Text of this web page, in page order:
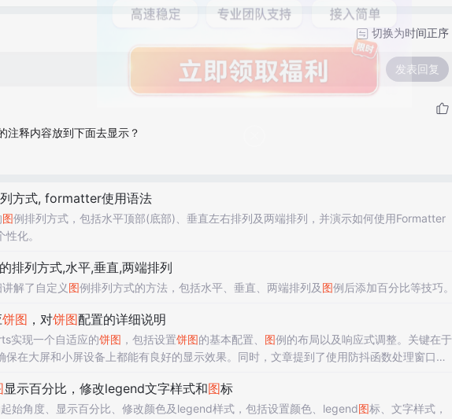
切换为时间正序
发表回复
注释内容放到下面去显示？
方式, formatter使用语法
图例排列方式，包括水平顶部(底部)、垂直左右排列及两端排列，并演示如何使用Formatter
化。
排列方式,水平,垂直,两端排列
讲解了自定义图例排列方式的方法，包括水平、垂直、两端排列及 图例后添加百分比等技巧。
饼图 ，对饼图配置的详细说明
实现一个自适应的饼图 ，包括设置饼图的基本配置、 图例的布局以及响应式调整。关键在于
保在大屏和小屏设备上都能有良好的显示效果。同时，文章提到了使用防抖函数处理窗口缩
显示百分比，修改legend文字样式和图标
始角度、显示百分比、修改颜色及legend样式，包括设置颜色、legend图标、文字样式，